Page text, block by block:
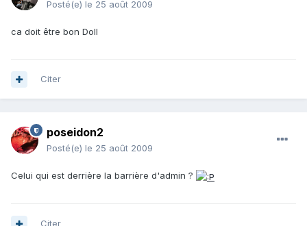
Posté(e) le 25 août 2009
ca doit être bon Doll
Citer
poseidon2
Posté(e) le 25 août 2009
Celui qui est derrière la barrière d'admin ?
Citer